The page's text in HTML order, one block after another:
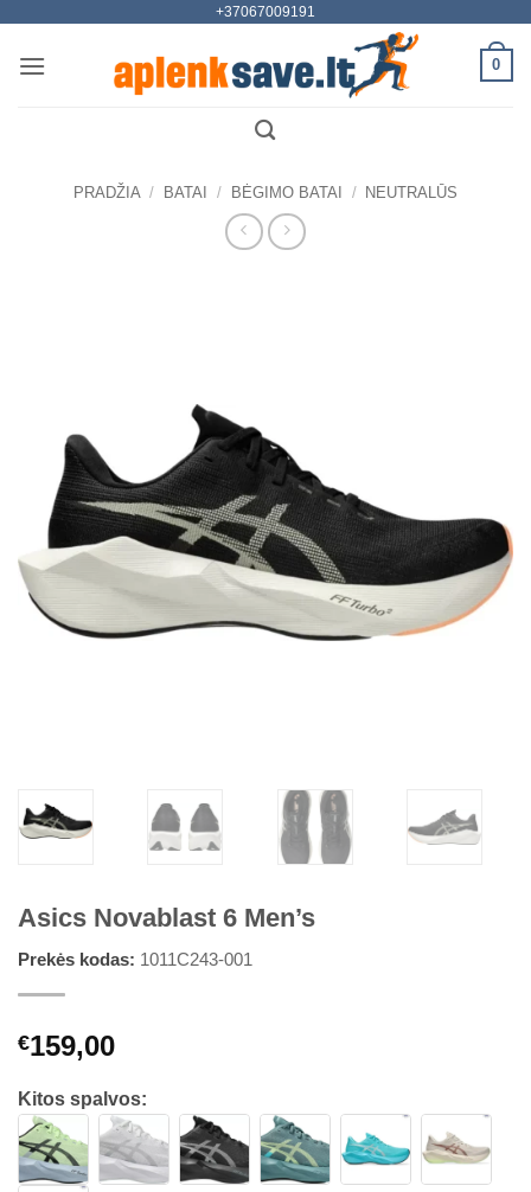
content
+37067009191
0
PRADŽIA / BATAI / BĖGIMO BATAI / NEUTRALŪS
Asics Novablast 6 Men’s
Prekės kodas: 1011C243-001
€159,00
Kitos spalvos: